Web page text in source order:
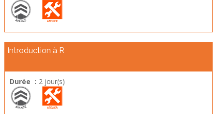
Introduction à R
Durée : 2 jour(s)